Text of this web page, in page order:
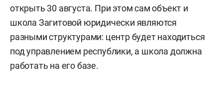
открыть 30 августа. При этом сам объект и
школа Загитовой юридически являются
разными структурами: центр будет находиться
под управлением республики, а школа должна
работать на его базе.